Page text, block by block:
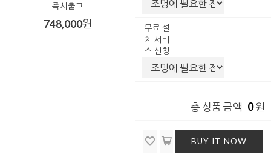
즉시출고
748,000원
무료 설
치 서비
스 신청
총 상품 금액 0원
BUY IT NOW